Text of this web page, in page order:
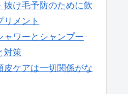
抜け毛予防のために飲
リメント
ャワーとシャンプー
対策
皮ケアは一切関係がな